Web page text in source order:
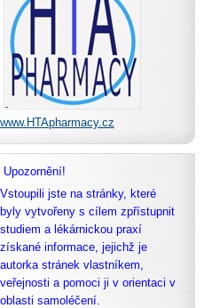
www.HTApharmacy.cz
Upozornění!
Vstoupili jste na stránky, které
byly vytvořeny s cílem zpřístupnit
studiem a lékárnickou praxí
získané informace, jejichž je
autorka stránek vlastníkem,
veřejnosti a pomoci ji v orientaci v
oblasti samoléčení.